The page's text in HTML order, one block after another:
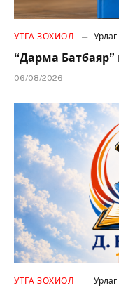
УТГА ЗОХИОЛ Урлаг
“Дарма
06/08/2026
УТГА ЗОХИОЛ Урлаг